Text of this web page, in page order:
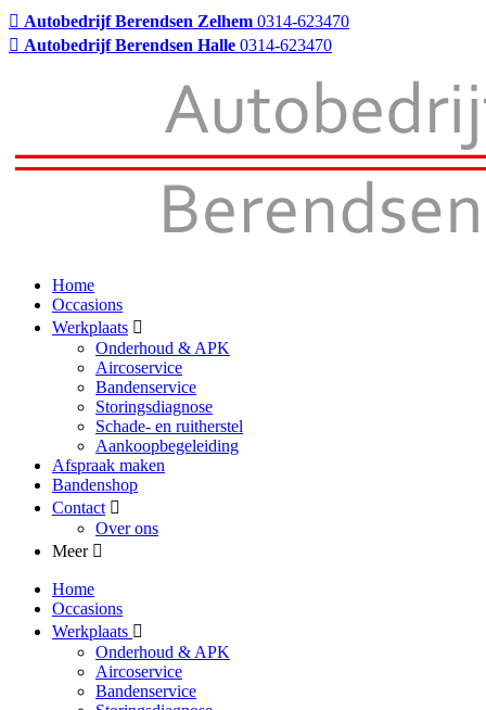
Autobedrijf Berendsen Zelhem 0314-623470
Autobedrijf Berendsen Halle 0314-623470
Home
Occasions
Werkplaats
Onderhoud & APK
Aircoservice
Bandenservice
Storingsdiagnose
Schade- en ruitherstel
Aankoopbegeleiding
Afspraak maken
Bandenshop
Contact
Over ons
Meer
Home
Occasions
Werkplaats
Onderhoud & APK
Aircoservice
Bandenservice